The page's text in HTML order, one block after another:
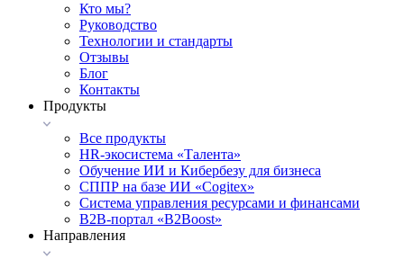
Кто мы?
Руководство
Технологии и стандарты
Отзывы
Блог
Контакты
Продукты
Все продукты
HR-экосистема «Талента»
Обучение ИИ и Кибербезу для бизнеса
СППР на базе ИИ «Cogitex»
Система управления ресурсами и финансами
B2B-портал «B2Boost»
Направления